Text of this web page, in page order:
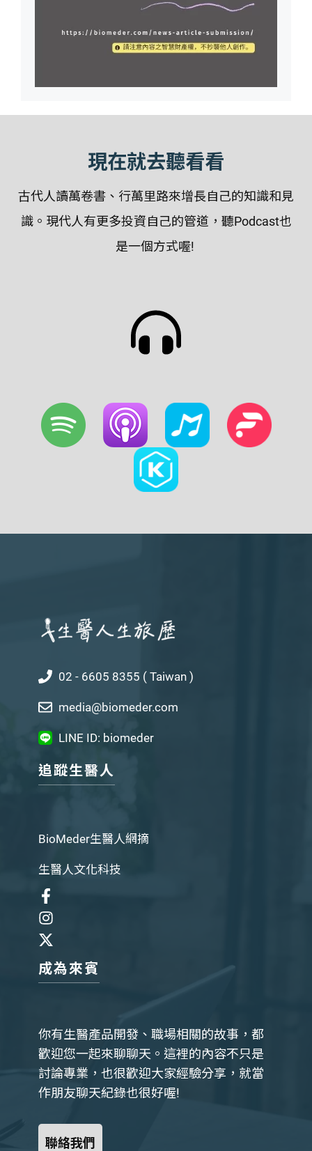
現在就去聽看看
古代人讀萬卷書、行萬里路來增長自己的知識和見
識。現代人有更多投資自己的管道，聽Podcast也
是一個方式喔!
02 - 6605 8355 ( Taiwan )
media@biomeder.com
LINE ID: biomeder
追蹤生醫人
BioMeder生醫人網摘
生醫人文化科技
成為來賓
你有生醫產品開發、職場相關的故事，都
歡迎您一起來聊聊天。這裡的內容不只是
討論專業，也很歡迎大家經驗分享，就當
作朋友聊天紀錄也很好喔!
聯絡我們